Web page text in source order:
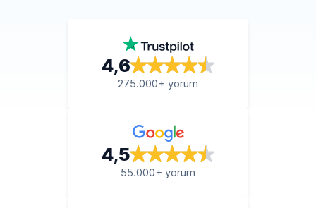
4,6
275.000+ yorum
4,5
55.000+ yorum